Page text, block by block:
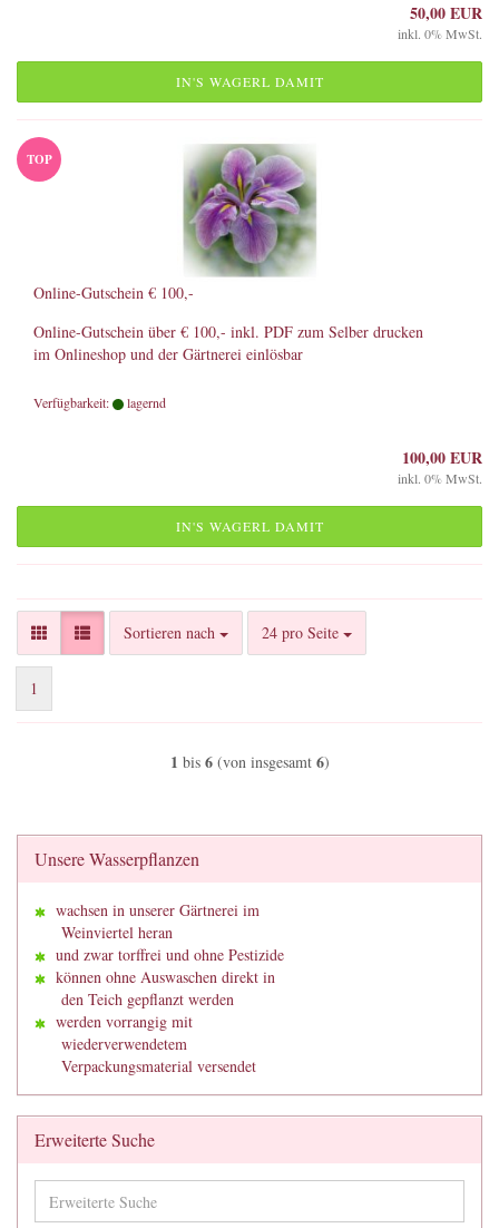
50,00 EUR
inkl. 0% MwSt.
IN'S WAGERL DAMIT
TOP
Online-Gutschein € 100,-
Online-Gutschein über € 100,- inkl. PDF zum Selber drucken
im Onlineshop und der Gärtnerei einlösbar
Verfügbarkeit: lagernd
100,00 EUR
inkl. 0% MwSt.
IN'S WAGERL DAMIT
Sortieren nach
Sortieren nach 24 pro Seite
pro Seite
1
1 bis 6(von insgesamt 6)
Unsere Wasserpflanzen
wachsen in unserer Gärtnerei im
Weinviertel heran
und zwar torffrei und ohne Pestizide
können ohne Auswaschen direkt in
den Teich gepflanzt werden
werden vorrangig mit
wiederverwendetem
Verpackungsmaterial versendet
Erweiterte Suche
Suche